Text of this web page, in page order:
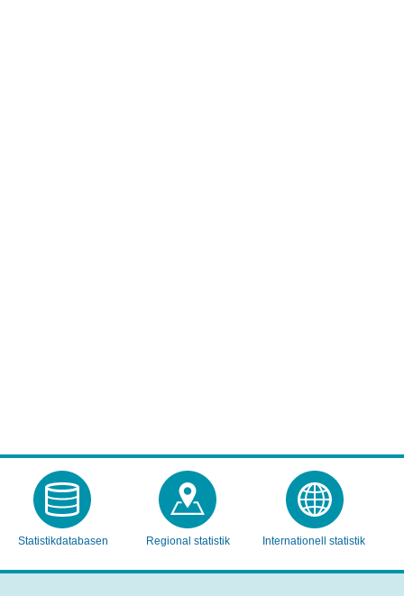
Statistikdatabasen Regional statistik Internationell statistik